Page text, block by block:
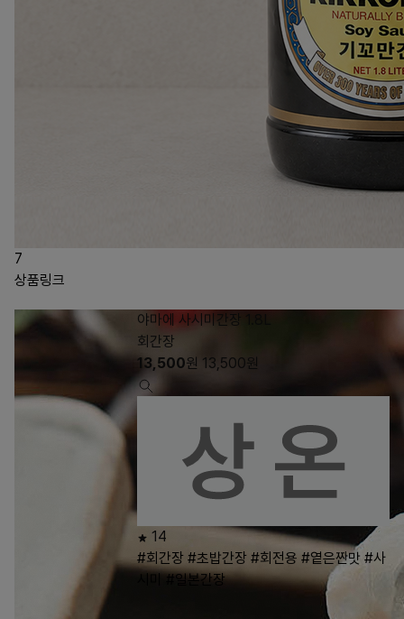
7
상품링크
야마에 사시미간장 1.8L
회간장
13,500원 13,500원
14
#회간장 #초밥간장 #회전용 #옅은짠맛 #사
#일본간장